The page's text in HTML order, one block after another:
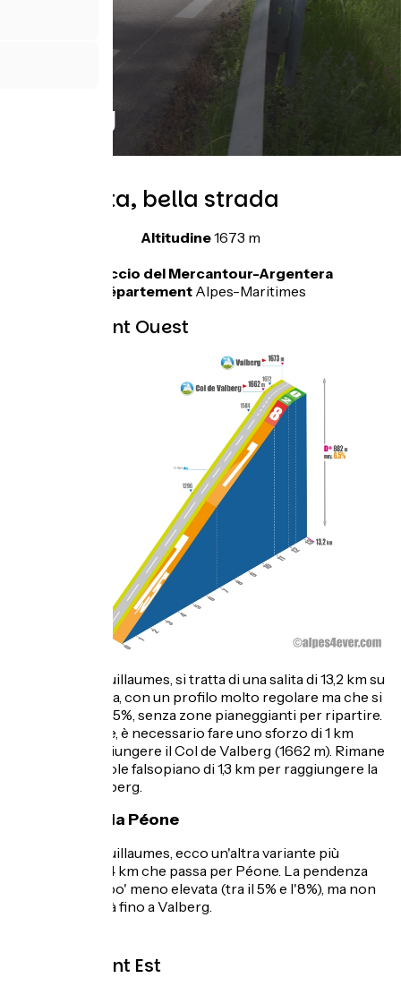
Valberg
Bella pista, bella strada
Altitudine1673 m
Massiccio del Mercantour-Argentera
DépartementAlpes-Maritimes
Topo versant Ouest
Partendo da Guillaumes, si tratta di una salita di 13,2 km su
un'ottima strada, con un profilo molto regolare ma che si
consuma al 7-7,5%, senza zone pianeggianti per ripartire.
Nel tratto finale, è necessario fare uno sforzo di 1 km
all'8% per raggiungere il Col de Valberg (1662 m). Rimane
solo un piacevole falsopiano di 1,3 km per raggiungere la
stazione di Valberg.
Lato ovest via Péone
Partendo da Guillaumes, ecco un'altra variante più
tranquilla di 14,4 km che passa per Péone. La pendenza
media sarà un po' meno elevata (tra il 5% e l'8%), ma non
vi abbandonerà fino a Valberg.
Topo versant Est